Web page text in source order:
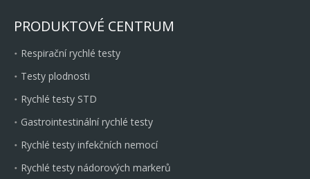
PRODUKTOVÉ CENTRUM
Respirační rychlé testy
Testy plodnosti
Rychlé testy STD
Gastrointestinální rychlé testy
Rychlé testy infekčních nemocí
Rychlé testy nádorových markerů